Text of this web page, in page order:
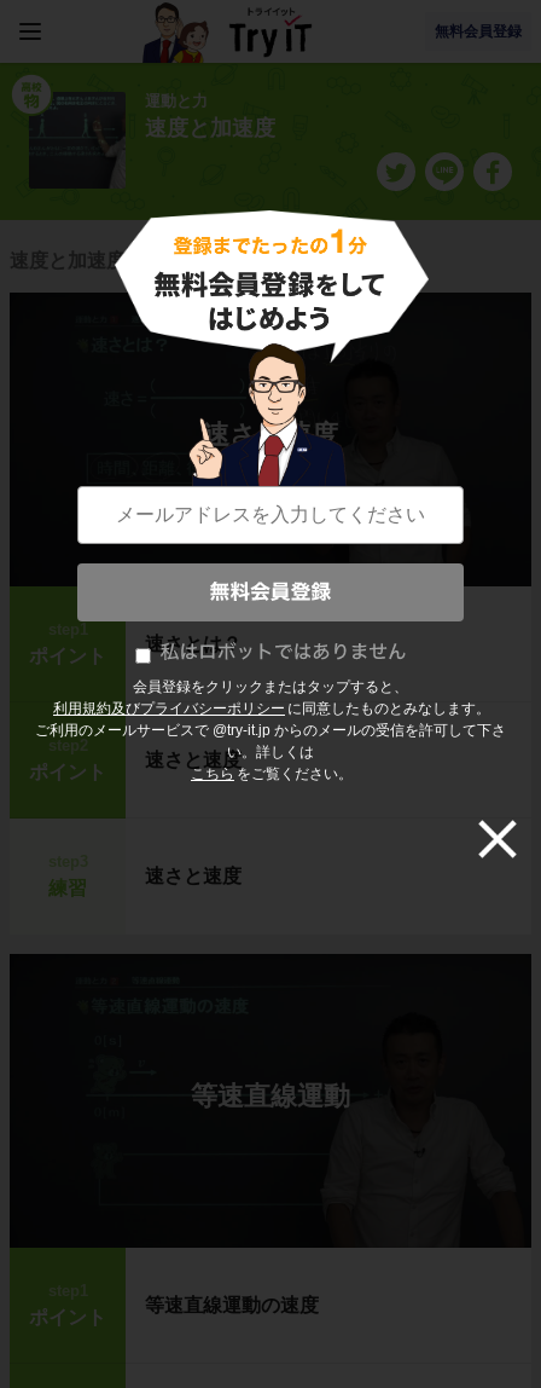
無料会員登録
会員登録をクリックまたはタップすると、
利用規約及びプライバシーポリシー に同意したものとみなします。
ご利用のメールサービスで @try-it.jp からのメールの受信を許可して下さ
い。詳しくは
こちら をご覧ください。
運動と力
速度と加速度
速度と加速度に関連する授業一覧
速さと速度
step1
ポイント
速さとは？
step2
ポイント
速さと速度
練習
速さと速度
等速直線運動
step1
ポイント
等速直線運動の速度